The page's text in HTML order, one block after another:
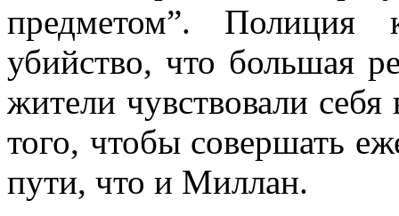
предметом”. Полиция
убийство, что большая
жители чувствовали себя
того, чтобы совершать
пути, что и Миллан.